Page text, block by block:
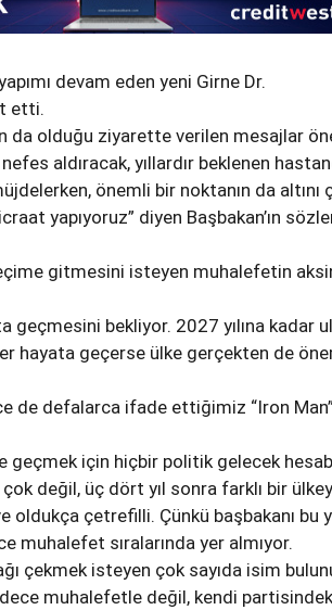
devam eden yeni Girne Dr.
etti.
da olduğu ziyarette verilen mesajlar
aldıracak, yıllardır beklenen
önemli bir noktanın da altını
yapıyoruz” diyen Başbakan’ın
gitmesini isteyen muhalefetin
geçmesini bekliyor. 2027 yılına kadar
hayata geçerse ülke gerçekten de
de defalarca ifade ettiğimiz “Iron
geçmek için hiçbir politik gelecek
değil, üç dört yıl sonra farklı bir
oldukça çetrefilli. Çünkü başbakanı bu
muhalefet sıralarında yer almıyor.
çekmek isteyen çok sayıda isim
muhalefetle değil, kendi